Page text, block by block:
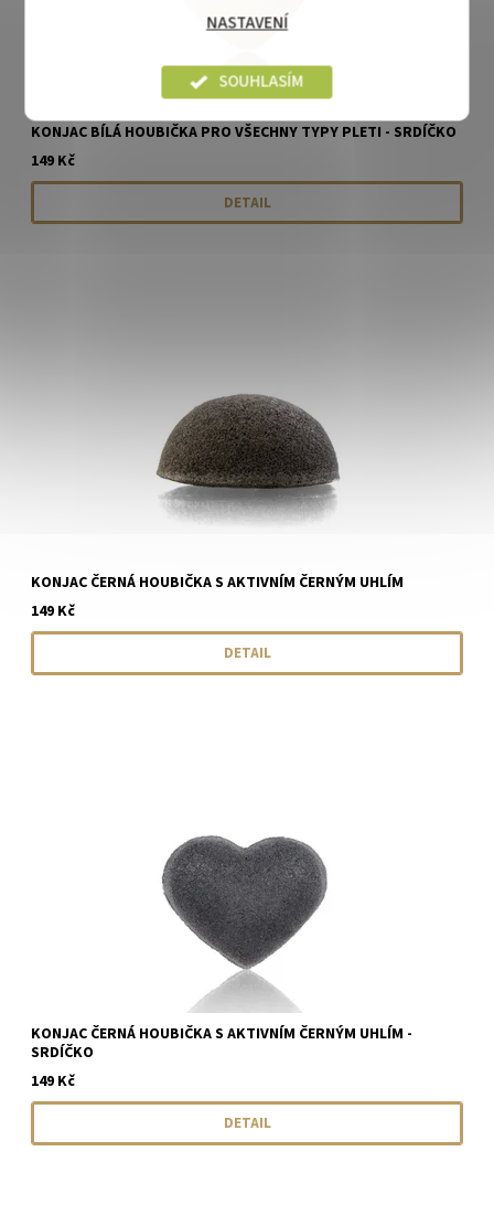
KONJAC BÍLÁ HOUBIČKA PRO VŠECHNY TYPY PLETI - SRDÍČKO
149 Kč
DETAIL
KONJAC ČERNÁ HOUBIČKA S AKTIVNÍM ČERNÝM UHLÍM
149 Kč
DETAIL
KONJAC ČERNÁ HOUBIČKA S AKTIVNÍM ČERNÝM UHLÍM -
SRDÍČKO
149 Kč
DETAIL
NASTAVENÍ
SOUHLASÍM